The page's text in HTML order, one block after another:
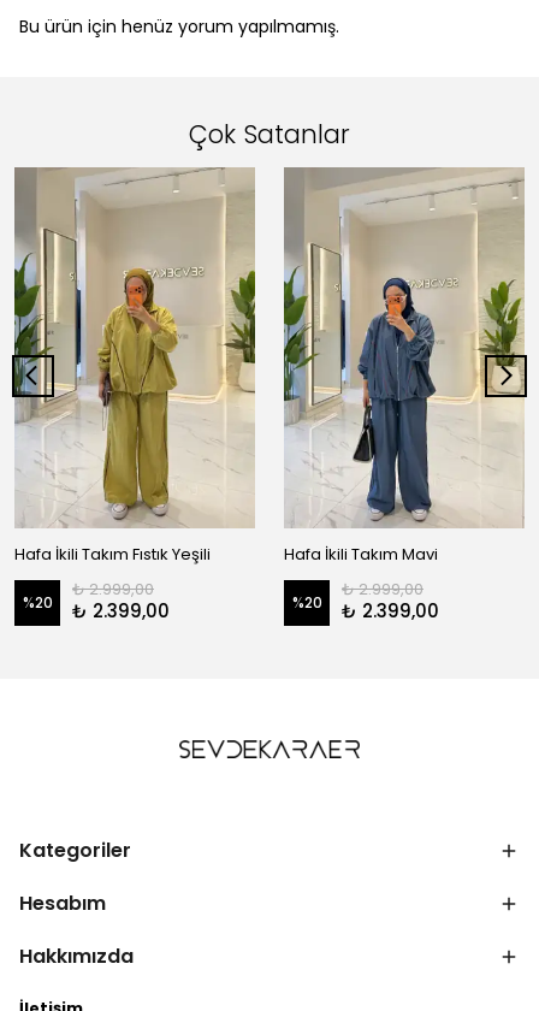
Bu ürün için henüz yorum yapılmamış.
Çok Satanlar
Hafa İkili Takım Fıstık Yeşili
%20
₺ 2.999,00
₺ 2.399,00
Hafa İkili Takım Mavi
%20
₺ 2.999,00
₺ 2.399,00
Kategoriler
Hesabım
Hakkımızda